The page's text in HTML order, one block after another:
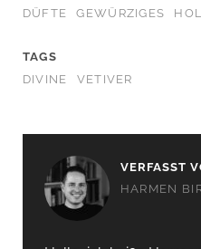
DÜFTE
GEWÜRZIGES
TAGS
DIVINE
VETIVER
VERFASST
HARMEN